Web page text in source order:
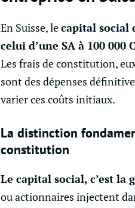
En Suisse, lecapital social
celui d’une SA à 100 000
Les frais de constitution,
sont des dépenses
varier ces coûts initiaux.
La distinction
constitution
Le capital social, c’est la
ou actionnaires injectent